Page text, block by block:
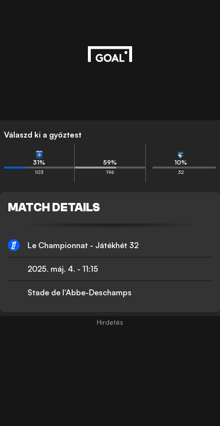
Válaszd ki a győztest
31%
103
59%
196
10%
32
MATCH DETAILS
Le Championnat - Játékhét 32
2025. máj. 4. - 11:15
Stade de l'Abbe-Deschamps